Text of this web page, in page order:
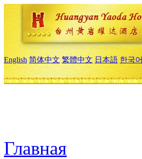
English 简体中文 繁體中文 日本語 한국어
Главная